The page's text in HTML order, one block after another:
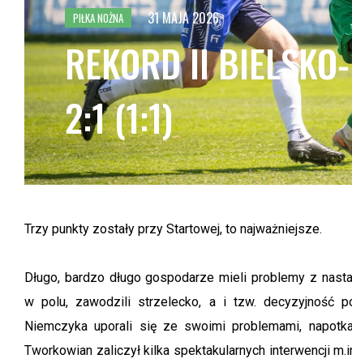
POZOSTAŁE OBIEKTY
PUCHAR POLSKI 2026
PIŁKA NOŻNA 31 MAJA 2026
REKORD II
2:1 (1:1)
Trzy punkty zostały przy Startowej, to najważniejsze.
Długo, bardzo długo gospodarze mieli problemy z
w polu, zawodzili strzelecko, a i tzw. decyzyjność
Niemczyka uporali się ze swoimi problemami,
Tworkowian zaliczył kilka spektakularnych interwencji